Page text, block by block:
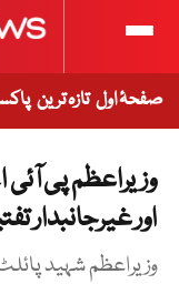
صفحۂ اول تازہ ترین
وزیراعظم پی
اور غیرجانبدار
وزیراعظم شہید